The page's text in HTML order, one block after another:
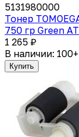
5131980000
Тонер
750 гр Green
1 265 ₽
В наличии:
Купить